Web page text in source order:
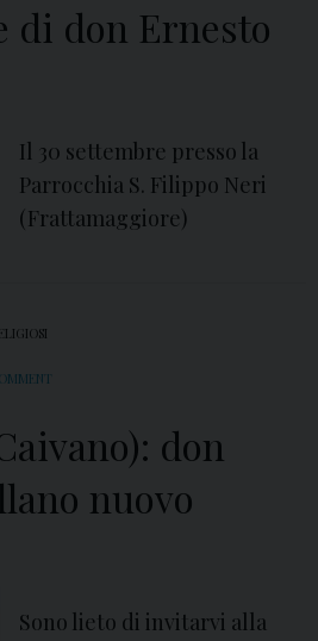
di don Ernesto
Il 30 settembre presso la
Parrocchia S. Filippo Neri
(Frattamaggiore)
don
nuovo
Sono lieto di invitarvi alla